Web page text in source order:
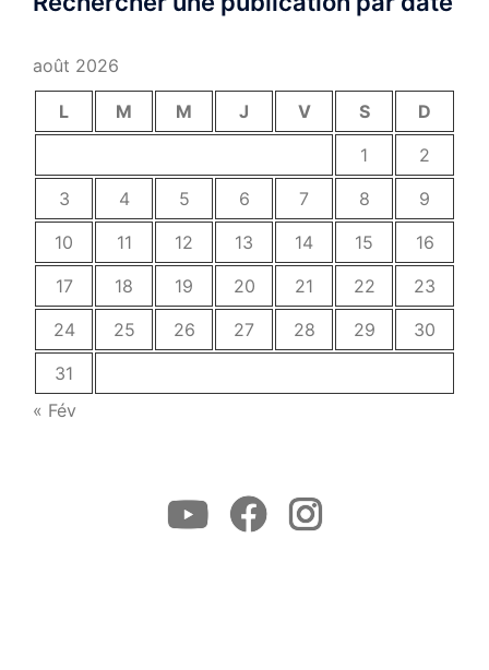
août 2026
L M M J V S
D
1
2
3
4 5 6 7 8
9
10
11 12 13 14 15
16
17
18 19 20 21 22
23
24
25 26 27 28 29
30
31
« Fév
Youtube FacebookInstagram